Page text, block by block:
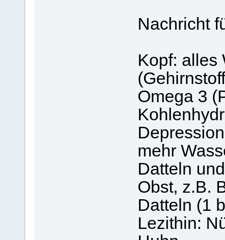
Nachricht
Kopf: alles
Omega 3
mehr
Datteln
Obst, z.B.
Datteln (1
Lezithin: